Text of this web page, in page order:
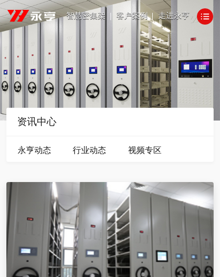
智慧密集架 客户案例 走进永亨
资讯中心
永亨动态 行业动态 视频专区